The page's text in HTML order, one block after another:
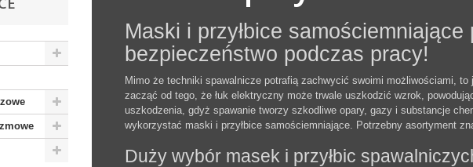
Maski i przyłbice
bezpieczeństwo podczas pracy!
Mimo że techniki spawalnicze potrafią zachwycić swoimi możliwościami,
zacząć od tego, że łuk elektryczny może trwale uszkodzić wzrok,
uszkodzenia, gdyż spawanie tworzy szkodliwe opary, gazy i substancje
wykorzystać maski i przyłbice samościemniające. Potrzebny asortyment
Duży wybór masek i przyłbic